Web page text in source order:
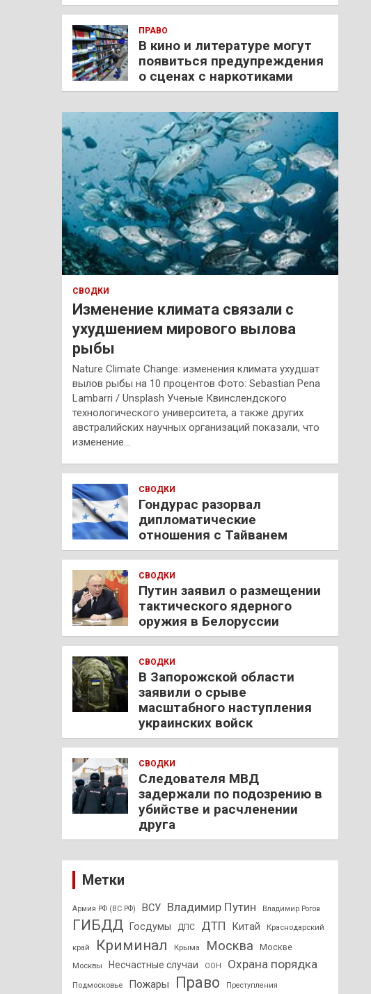
ПРАВО
В кино и литературе могут
появиться предупреждения
о сценах с наркотиками
СВОДКИ
Изменение климата связали с
ухудшением мирового вылова
рыбы
Nature Climate Change: изменения климата ухудшат
вылов рыбы на 10 процентов Фото: Sebastian Pena
Lambarri / Unsplash Ученые Квинслендского
технологического университета, а также других
австралийских научных организаций показали, что
изменение…
СВОДКИ
Гондурас разорвал
дипломатические
отношения с Тайванем
СВОДКИ
Путин заявил о размещении
тактического ядерного
оружия в Белоруссии
СВОДКИ
В Запорожской области
заявили о срыве
масштабного наступления
украинских войск
СВОДКИ
Следователя МВД
задержали по подозрению в
убийстве и расчленении
друга
Метки
Армия РФ (ВС РФ) ВСУ Владимир Путин Владимир Рогов
ГИБДД Госдумы ДПС ДТП Китай Краснодарский
край Криминал Крыма Москва Москве
Москвы Несчастные случаи ООН Охрана порядка
Подмосковье Пожары Право Преступления